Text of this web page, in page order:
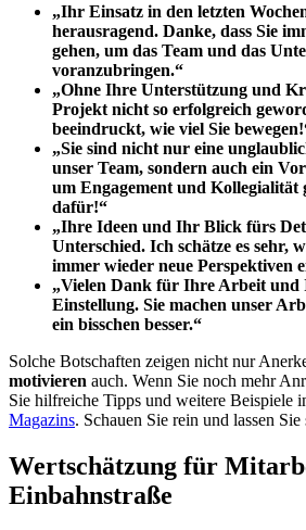
„Ihr Einsatz in den letzten
herausragend. Danke, dass Sie
gehen, um das Team und das
voranzubringen.“
„Ohne Ihre Unterstützung und
Projekt nicht so erfolgreich
beeindruckt, wie viel Sie
„Sie sind nicht nur eine
unser Team, sondern auch ein
um Engagement und Kollegialität
dafür!“
„Ihre Ideen und Ihr Blick fürs
Unterschied. Ich schätze es sehr,
immer wieder neue Perspektiven
„Vielen Dank für Ihre Arbeit und
Einstellung. Sie machen unser
ein bisschen besser.“
Solche Botschaften zeigen nicht nur
motivieren auch. Wenn Sie noch mehr
Sie hilfreiche Tipps und weitere Beispiele
Magazins. Schauen Sie rein und lassen
Wertschätzung für
Einbahnstraße